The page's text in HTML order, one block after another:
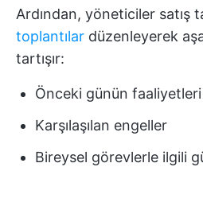
Ardından, yöneticiler satış
toplantılar düzenleyerek
tartışır:
Önceki günün faaliyetleri
Karşılaşılan engeller
Bireysel görevlerle ilgili